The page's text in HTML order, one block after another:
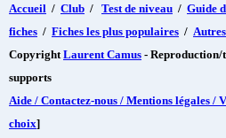
Accueil / Club / Test de niveau / Guide
fiches / Fiches les plus populaires /
Copyright Laurent Camus - Reproduction/
supports
Aide / Contactez-nous / Mentions légales /
choix]